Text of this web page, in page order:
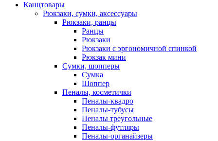
Канцтовары
Рюкзаки, сумки, аксессуары
Рюкзаки, ранцы
Ранцы
Рюкзаки
Рюкзаки с эргономичной спинкой
Рюкзак мини
Сумки, шопперы
Сумка
Шоппер
Пеналы, косметички
Пеналы-квадро
Пеналы-тубусы
Пеналы треугольные
Пеналы-футляры
Пеналы-органайзеры